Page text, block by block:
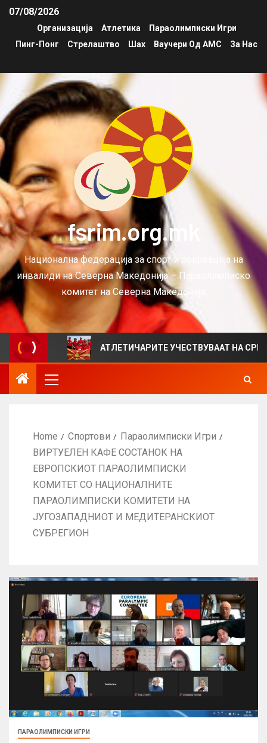
07/08/2026
Организација Атлетика
Параолимписки Игри
Пинг-Понг
Стрелаштво Шах Ваучери Од АМС За Нас
fsrim.org.mk
Национална федерација за спорт и рекреација на
инвалиди на Северна Македонија – Параолимписко
комитет на Северна Македонија
АТЛЕТИЧАРИТЕ УЧЕСТВУВААТ НА СРБИЈА
Home Спортови
Параолимписки Игри
ВИРТУЕЛЕН КАФЕ СОСТАНОК НА
ЕВРОПСКИОТ ПАРАОЛИМПИСКИ
КОМИТЕТ СО НАЦИОНАЛНИТЕ
ПАРАОЛИМПИСКИ КОМИТЕТИ НА
ЈУГОЗАПАДНИОТ И МЕДИТЕРАНСКИОТ
СУБРЕГИОН
ПАРАОЛИМПИСКИ ИГРИ